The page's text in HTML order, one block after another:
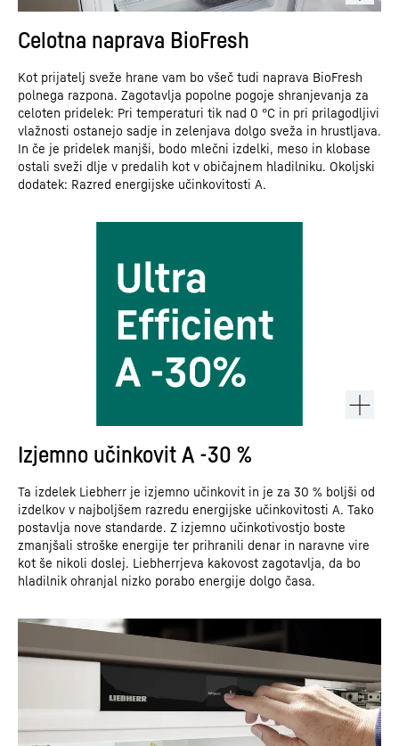
Celotna naprava BioFresh
Kot prijatelj sveže hrane vam bo všeč tudi naprava BioFresh
polnega razpona. Zagotavlja popolne pogoje shranjevanja za
celoten pridelek: Pri temperaturi tik nad 0 °C in pri prilagodljivi
vlažnosti ostanejo sadje in zelenjava dolgo sveža in hrustljava.
In če je pridelek manjši, bodo mlečni izdelki, meso in klobase
ostali sveži dlje v predalih kot v običajnem hladilniku. Okoljski
dodatek: Razred energijske učinkovitosti A.
Izjemno učinkovit A -30 %
Ta izdelek Liebherr je izjemno učinkovit in je za 30 % boljši od
izdelkov v najboljšem razredu energijske učinkovitosti A. Tako
postavlja nove standarde. Z izjemno učinkotivostjo boste
zmanjšali stroške energije ter prihranili denar in naravne vire
kot še nikoli doslej. Liebherrjeva kakovost zagotavlja, da bo
hladilnik ohranjal nizko porabo energije dolgo časa.